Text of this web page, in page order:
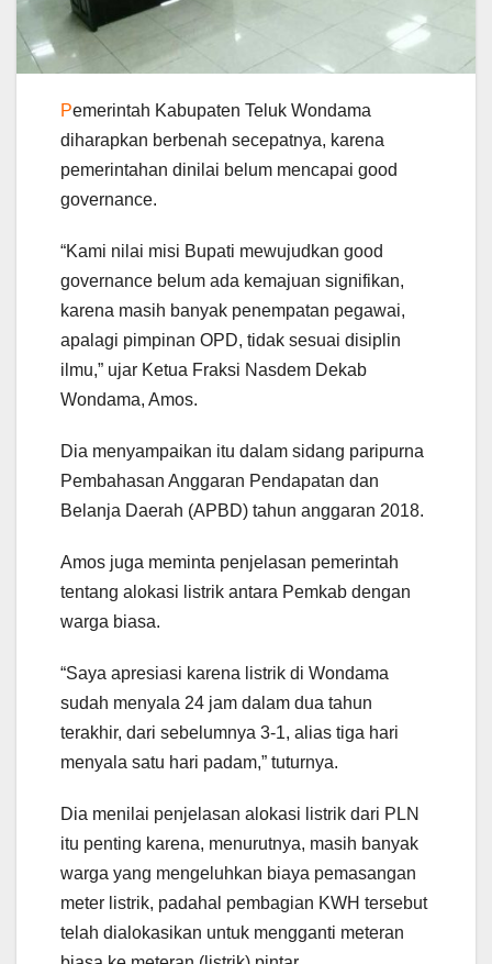
Pemerintah Kabupaten Teluk Wondama
diharapkan berbenah secepatnya, karena
pemerintahan dinilai belum mencapai good
governance.
“Kami nilai misi Bupati mewujudkan good
governance belum ada kemajuan signifikan,
karena masih banyak penempatan pegawai,
apalagi pimpinan OPD, tidak sesuai disiplin
ilmu,” ujar Ketua Fraksi Nasdem Dekab
Wondama, Amos.
Dia menyampaikan itu dalam sidang paripurna
Pembahasan Anggaran Pendapatan dan
Belanja Daerah (APBD) tahun anggaran 2018.
Amos juga meminta penjelasan pemerintah
tentang alokasi listrik antara Pemkab dengan
warga biasa.
“Saya apresiasi karena listrik di Wondama
sudah menyala 24 jam dalam dua tahun
terakhir, dari sebelumnya 3-1, alias tiga hari
menyala satu hari padam,” tuturnya.
Dia menilai penjelasan alokasi listrik dari PLN
itu penting karena, menurutnya, masih banyak
warga yang mengeluhkan biaya pemasangan
meter listrik, padahal pembagian KWH tersebut
telah dialokasikan untuk mengganti meteran